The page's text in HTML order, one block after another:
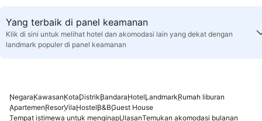
Yang terbaik di panel keamanan
Klik di sini untuk melihat hotel dan akomodasi lain yang dekat dengan
landmark populer di panel keamanan
NegaraKawasanKotaDistrikBandaraHotelLandmarkRumah liburan
ApartemenResorVilaHostelB&BGuest House
Tempat istimewa untuk menginapUlasanTemukan akomodasi bulanan